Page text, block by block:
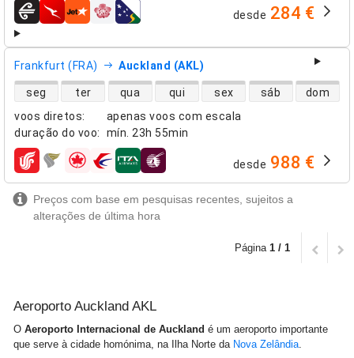
companhias aéreas desde 284 €
Frankfurt (FRA) Auckland (AKL)
voos diretos:
apenas voos com escala
duração do voo: mín. 23h 55min
disponibilidade de voos diretos
seg ter qua qui sex sáb dom
companhias aéreas desde 988 €
Preços com base em pesquisas recentes, sujeitos a
alterações de última hora
Página 1 / 1
Aeroporto Auckland AKL
O Aeroporto Internacional de Auckland é um aeroporto importante
que serve à cidade homónima, na Ilha Norte da Nova Zelândia